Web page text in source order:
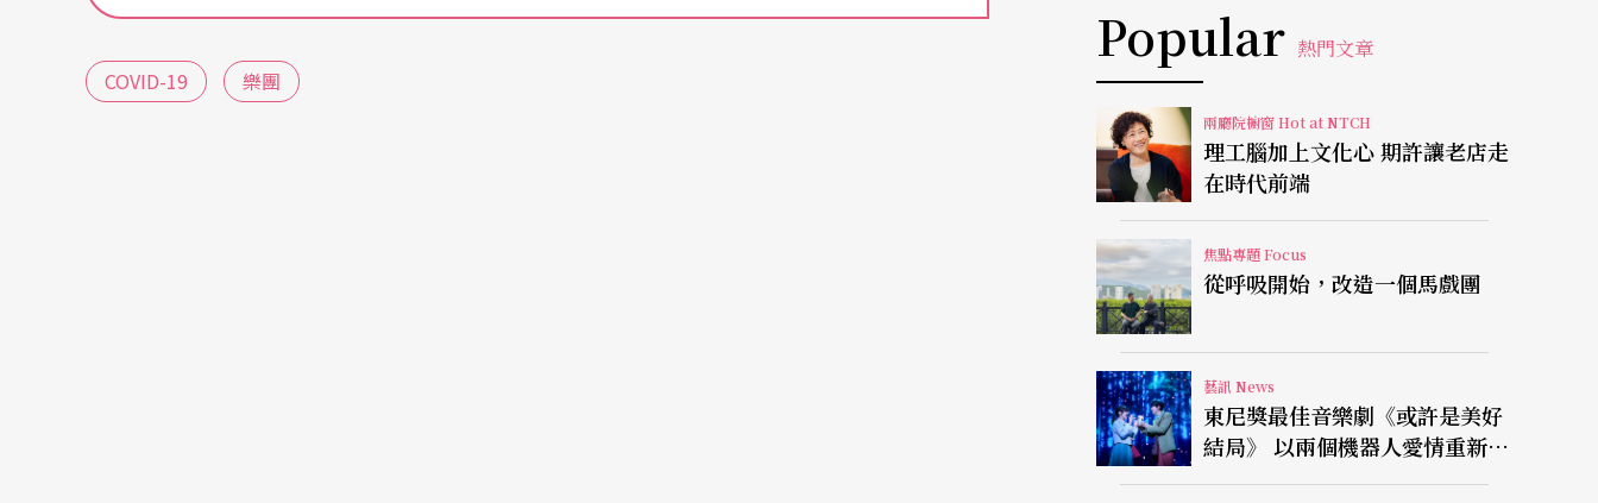
COVID-19 樂團
Popular 熱門文章
兩廳院櫥窗 Hot at NTCH
理工腦加上文化心 期許讓老店走
在時代前端
焦點專題 Focus
從呼吸開始，改造一個馬戲團
藝訊 News
東尼獎最佳音樂劇《或許是美好
結局》 以兩個機器人愛情重新凝
視有限人生